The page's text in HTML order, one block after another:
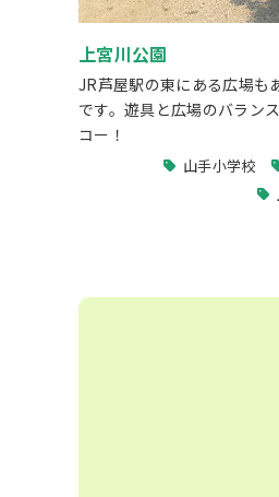
上宮川公園
JR芦屋駅の東にある広場も
です。遊具と広場のバラン
コー！
山手小学校